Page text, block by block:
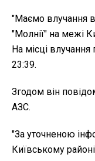
"Маємо влучання
"Молнії" на межі
На місці
23:39.
Згодом він
АЗС.
"За уточненою
Київському